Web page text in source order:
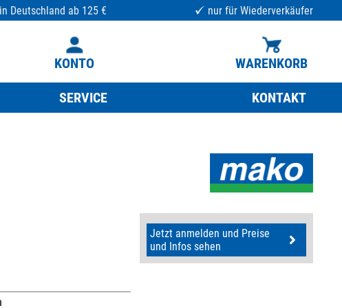
Deutschland ab 125 € nur für Wiederverkäufer
KONTO WARENKORB
SERVICE KONTAKT
Jetzt anmelden und Preise
und Infos sehen